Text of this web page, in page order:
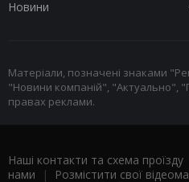
Новини
Матеріали, позначені знаками
"Новини компаній", "Актуально",
правах реклами.
Наші контакти та схема проїзду
нами | Розмістити свої